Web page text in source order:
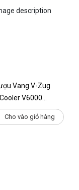
38 chai
Phải
Vang V-Zug
V6000
- Bản Lề Cửa
Cho vào giỏ hàng